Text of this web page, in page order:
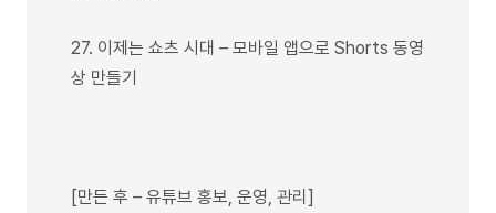
27. 이제는 쇼츠 시대 – 모바일 앱으로 Shorts 동영
상 만들기
[만든 후 – 유튜브 홍보, 운영, 관리]